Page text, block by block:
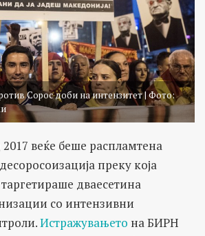
Сорос доби на интензитет | Фото:
веќе беше распламтена
преку која
дваесетина
со интензивни
Истражувањето на БИРН